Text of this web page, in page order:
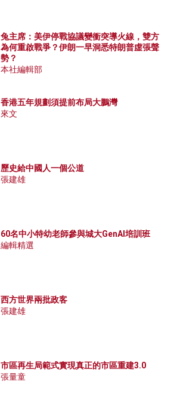
兔主席：美伊停戰協議變衝突導火線，雙方
為何重啟戰爭？伊朗一早洞悉特朗普虛張聲
勢？
本社編輯部
香港五年規劃須提前布局大鵬灣
來文
歷史給中國人一個公道
張建雄
60名中小特幼老師參與城大GenAI培訓班
編輯精選
西方世界兩批政客
張建雄
市區再生局範式實現真正的市區重建3.0
張量童